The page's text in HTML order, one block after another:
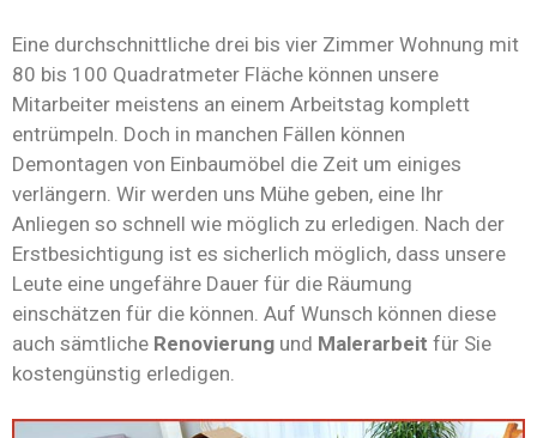
Eine durchschnittliche drei bis vier Zimmer Wohnung mit
80 bis 100 Quadratmeter Fläche können unsere
Mitarbeiter meistens an einem Arbeitstag komplett
entrümpeln. Doch in manchen Fällen können
Demontagen von Einbaumöbel die Zeit um einiges
verlängern. Wir werden uns Mühe geben, eine Ihr
Anliegen so schnell wie möglich zu erledigen. Nach der
Erstbesichtigung ist es sicherlich möglich, dass unsere
Leute eine ungefähre Dauer für die Räumung
einschätzen für die können. Auf Wunsch können diese
auch sämtliche Renovierung und Malerarbeit für Sie
kostengünstig erledigen.